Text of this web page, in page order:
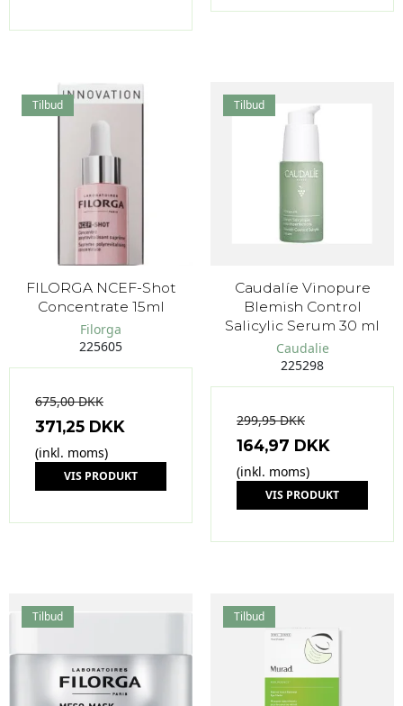
Tilbud
FILORGA NCEF-Shot
Concentrate 15ml
Filorga
225605
675,00 DKK
371,25 DKK
(inkl. moms)
VIS PRODUKT
Tilbud
Caudalíe Vinopure
Blemish Control
Salicylic Serum 30 ml
Caudalie
225298
299,95 DKK
164,97 DKK
(inkl. moms)
VIS PRODUKT
Tilbud Tilbud